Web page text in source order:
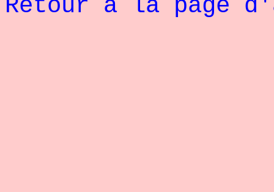
Retour à la page